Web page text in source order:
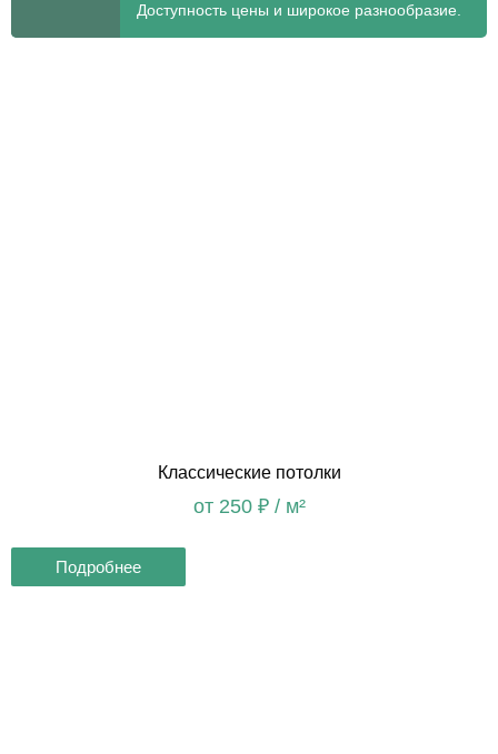
Доступность цены и широкое разнообразие.
Классические потолки
от 250 ₽ / м²
Подробнее